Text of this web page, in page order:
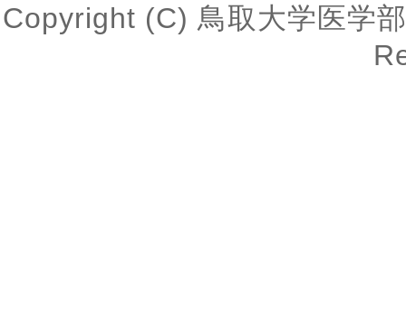
Copyright (C) 鳥取大学医学